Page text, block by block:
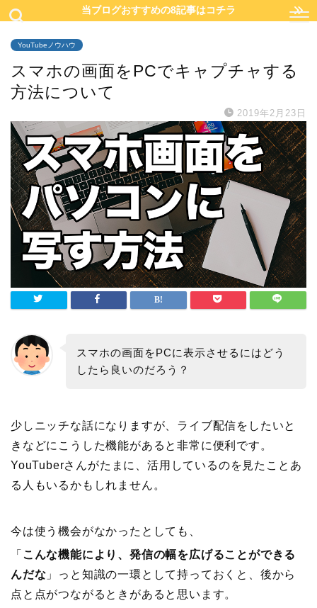
当ブログおすすめの8記事はコチラ
YouTubeノウハウ
スマホの画面をPCでキャプチャする
方法について
2019年2月23日
スマホの画面をPCに表示させるにはどう
したら良いのだろう？
少しニッチな話になりますが、ライブ配信をしたいと
きなどにこうした機能があると非常に便利です。
YouTuberさんがたまに、活用しているのを見たことあ
る人もいるかもしれません。
今は使う機会がなかったとしても、
「 こんな機能により、発信の幅を広げることができる
んだな 」っと知識の一環として持っておくと、後から
点と点がつながるときがあると思います。